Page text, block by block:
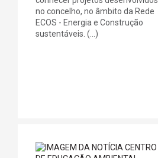
no concelho, no âmbito da Rede
ECOS - Energia e Construção
sustentáveis. (...)